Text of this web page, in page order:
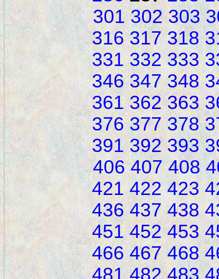
301 302 303
316 317 318
331 332 333
346 347 348
361 362 363
376 377 378
391 392 393
406 407 408
421 422 423
436 437 438
451 452 453
466 467 468
481 482 483